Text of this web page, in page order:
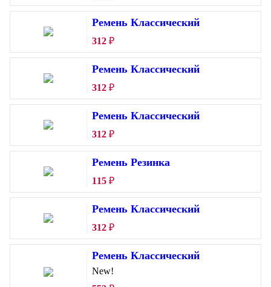
Ремень Классический
312 ₽
Ремень Классический
312 ₽
Ремень Классический
312 ₽
Ремень Резинка
115 ₽
Ремень Классический
312 ₽
Ремень Классический
New!